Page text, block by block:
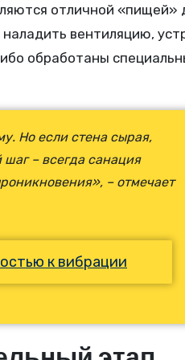
отличной «пищей»
вентиляцию,
обработаны
Но если стена сырая,
– всегда санация
– отмечает
к вибрации